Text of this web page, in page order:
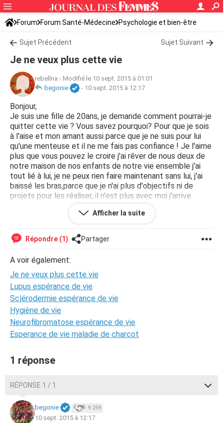
Forum Forum Santé-Médecine Psychologie et bien-être
Sujet Précédent Sujet Suivant
Je ne veux plus cette vie
rebelîna - Modifié le 10 sept. 2015 à 01:01
begonie
- 10 sept. 2015 à 12:17
Bonjour,
Je suis une fille de 20ans, je demande comment pourrai-je
quitter cette vie ? Vous savez pourquoi? Pour que je sois
à l'aise et mon amant aussi parce que je ne suis pour lui
qu'une menteuse et il ne me fais pas confiance ! Je l'aime
plus que vous pouvez le croire j'ai rêver de nous deux de
notre maison de nos enfants de notre vie ensemble j'ai
tout lié à lui, je ne peux rien faire maintenant sans lui, j'ai
baissé les bras,parce que je n'ai plus d'objectifs ni de
projets pour les réaliser, il n'est plus avec moi j'arrive
même pas a le croire ! Et la seule chose que je souhaite
maintenant est de dormir et jamais se réveiller ! Quoi
Afficher la suite
Répondre (1) Partager
A voir également:
Je ne veux plus cette vie
Lupus espérance de vie
Sclérodermie espérance de vie
Hygiène de vie
Neurofibromatose espérance de vie
Esperance de vie maladie de charcot
1 réponse
RÉPONSE 1 / 1
begonie 9 259
10 sept. 2015 à 12:17